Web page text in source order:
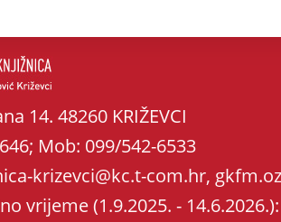
14. 48260 KRIŽEVCI
Mob: 099/542-6533
krizevci@kc.t-com.hr,
vrijeme (1.9.2025. -